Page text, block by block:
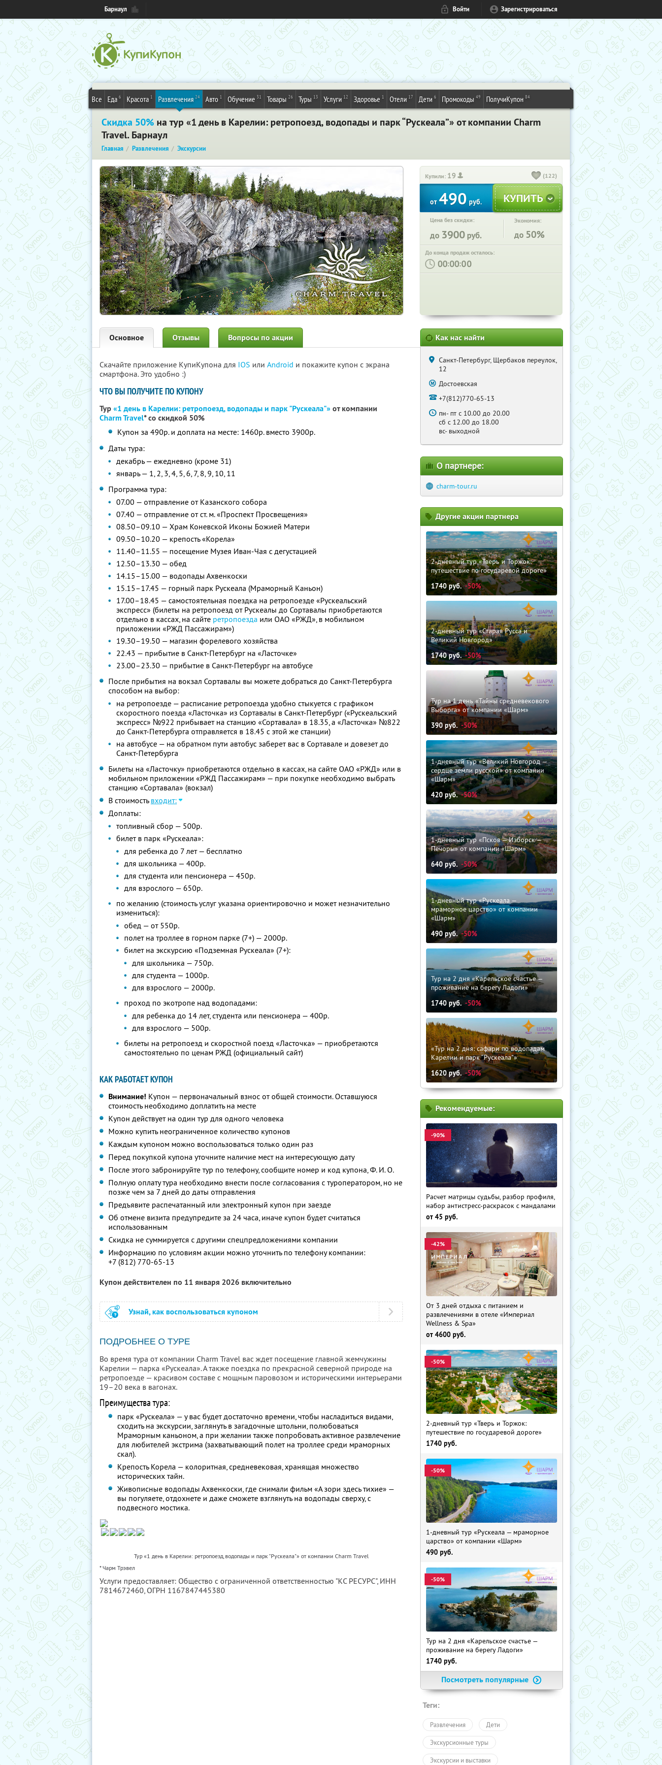
Барнаул Войти Зарегистрироваться
Все Еда 6 Красота 1 Развлечения 24 Авто 1 Обучение 31 Товары 26 Туры 13 Услуги 12 Здоровье 1 Отели 17 Дети 6 Промокоды 49 ПолучиКупон 84
Скидка 50% на тур «1 день в Карелии: ретропоезд, водопады и парк “Рускеала”» от компании Charm
Travel. Барнаул
Главная Развлечения Экскурсии
Купили: 19 (122)
от490руб.
Цена без скидки:
до 3900 руб.
Экономия:
до 50%
До конца продаж осталось:
: :
Основное Отзывы Вопросы по акции
Скачайте приложение КупиКупона для IOS или Android и покажите купон с экрана
смартфона. Это удобно :)
ЧТО ВЫ ПОЛУЧИТЕ ПО КУПОНУ
Тур «1 день в Карелии: ретропоезд, водопады и парк "Рускеала"»от компании
Charm Travel*со скидкой 50%
Купон за 490р. и доплата на месте: 1460р. вместо 3900р.
Даты тура:
декабрь — ежедневно (кроме 31)
январь — 1, 2, 3, 4, 5, 6, 7, 8, 9, 10, 11
Программа тура:
07.00 — отправление от Казанского собора
07.40 — отправление от ст. м. «Проспект Просвещения»
08.50–09.10 — Храм Коневской Иконы Божией Матери
09.50–10.20 — крепость «Корела»
11.40–11.55 — посещение Музея Иван-Чая с дегустацией
12.50–13.30 — обед
14.15–15.00 — водопады Ахвенкоски
15.15–17.45 — горный парк Рускеала (Мраморный Каньон)
17.00–18.45 — самостоятельная поездка на ретропоезде «Рускеальский
экспресс» (билеты на ретропоезд от Рускеалы до Сортавалы приобретаются
отдельно в кассах, на сайте ретропоезда или ОАО «РЖД», в мобильном
приложении «РЖД Пассажирам»)
19.30–19.50 — магазин форелевого хозяйства
22.43 — прибытие в Санкт-Петербург на «Ласточке»
23.00–23.30 — прибытие в Санкт-Петербург на автобусе
После прибытия на вокзал Сортавалы вы можете добраться до Санкт-Петербурга
способом на выбор:
на ретропоезде — расписание ретропоезда удобно стыкуется с графиком
скоростного поезда «Ласточка» из Сортавалы в Санкт-Петербург («Рускеальский
экспресс» №922 прибывает на станцию «Сортавала» в 18.35, а «Ласточка» №822
до Санкт-Петербурга отправляется в 18.45 с этой же станции)
на автобусе — на обратном пути автобус заберет вас в Сортавале и довезет до
Санкт-Петербурга
Билеты на «Ласточку» приобретаются отдельно в кассах, на сайте ОАО «РЖД» или в
мобильном приложении «РЖД Пассажирам» — при покупке необходимо выбрать
станцию «Сортавала» (вокзал)
В стоимость входит:
Доплаты:
топливный сбор — 500р.
билет в парк «Рускеала»:
для ребенка до 7 лет — бесплатно
для школьника — 400р.
для студента или пенсионера — 450р.
для взрослого — 650р.
по желанию (стоимость услуг указана ориентировочно и может незначительно
измениться):
обед — от 550р.
полет на троллее в горном парке (7+) — 2000р.
билет на экскурсию «Подземная Рускеала» (7+):
для школьника — 750р.
для студента — 1000р.
для взрослого — 2000р.
проход по экотропе над водопадами:
для ребенка до 14 лет, студента или пенсионера — 400р.
для взрослого — 500р.
билеты на ретропоезд и скоростной поезд «Ласточка» — приобретаются
самостоятельно по ценам РЖД (официальный сайт)
КАК РАБОТАЕТ КУПОН
Внимание! Купон — первоначальный взнос от общей стоимости. Оставшуюся
стоимость необходимо доплатить на месте
Купон действует на один тур для одного человека
Можно купить неограниченное количество купонов
Каждым купоном можно воспользоваться только один раз
Перед покупкой купона уточните наличие мест на интересующую дату
После этого забронируйте тур по телефону, сообщите номер и код купона,Ф. И. О.
Полную оплату тура необходимо внести после согласования с туроператором, но не
позже чем за 7 дней до даты отправления
Предъявите распечатанный или электронный купон при заезде
Об отмене визита предупредите за 24 часа, иначе купон будет считаться
использованным
Скидка не суммируется с другими спецпредложениями компании
Информацию по условиям акции можно уточнить по телефону компании:
+7 (812) 770-65-13
Купон действителен по 11 января 2026 включительно
Узнай, как воспользоваться купоном
ПОДРОБНЕЕ О ТУРЕ
Во время тура от компании Charm Travel вас ждет посещение главной жемчужины
Карелии — парка «Рускеала». А также поездка по прекрасной северной природе на
ретропоезде — красивом составе с мощным паровозом и историческими интерьерами
19–20 века в вагонах.
Преимущества тура:
парк «Рускеала» — у вас будет достаточно времени, чтобы насладиться видами,
сходить на экскурсии, заглянуть в загадочные штольни, полюбоваться
Мраморным каньоном, а при желании также попробовать активное развлечение
для любителей экстрима (захватывающий полет на троллее среди мраморных
скал).
Крепость Корела — колоритная, средневековая, хранящая множество
исторических тайн.
Живописные водопады Ахвенкоски, где снимали фильм «А зори здесь тихие» —
вы погуляете, отдохнете и даже сможете взглянуть на водопады сверху, с
подвесного мостика.
Тур «1 день в Карелии: ретропоезд, водопады и парк "Рускеала"» от компании Charm Travel
* Чарм Трэвел
Услуги предоставляет: Общество с ограниченной ответственностью "КС РЕСУРС", ИНН
7814672460, ОГРН 1167847445380
Как нас найти
Санкт-Петербург, Щербаков переулок,
12
Достоевская
+7(812)770-65-13
пн- пт с 10.00 до 20.00
сб с 12.00 до 18.00
вс- выходной
О партнере:
charm-tour.ru
Другие акции партнера
2-дневный тур «Тверь и Торжок:
путешествие по государевой дороге»
1740руб. -50%
2-дневный тур «Старая Русса и
Великий Новгород»
1740руб. -50%
Тур на 1 день «Тайны средневекового
Выборга» от компании «Шарм»
390 руб. -50%
1-дневный тур «Великий Новгород —
сердце земли русской» от компании
«Шарм»
420 руб. -50%
1-дневный тур «Псков — Изборск —
Печоры» от компании «Шарм»
640 руб. -50%
1-дневный тур «Рускеала —
мраморное царство» от компании
«Шарм»
490 руб. -50%
Тур на 2 дня «Карельское счастье —
проживание на берегу Ладоги»
1740 руб. -50%
«Тур на 2 дня: сафари по водопадам
Карелии и парк “Рускеала"»
1620руб. -50%
Рекомендуемые:
-90%
Расчет матрицы судьбы, разбор профиля,
набор антистресс-раскрасок с мандалами
от 45 руб.
-42%
От 3 дней отдыха с питанием и
развлечениями в отеле «Империал
Wellness & Spa»
от 4600 руб.
-50%
2-дневный тур «Тверь и Торжок:
путешествие по государевой дороге»
1740 руб.
-50%
1-дневный тур «Рускеала — мраморное
царство» от компании «Шарм»
490 руб.
-50%
Тур на 2 дня «Карельское счастье —
проживание на берегу Ладоги»
1740 руб.
Посмотреть популярные
Теги:
Развлечения Дети
Экскурсионные туры
Экскурсии и выставки